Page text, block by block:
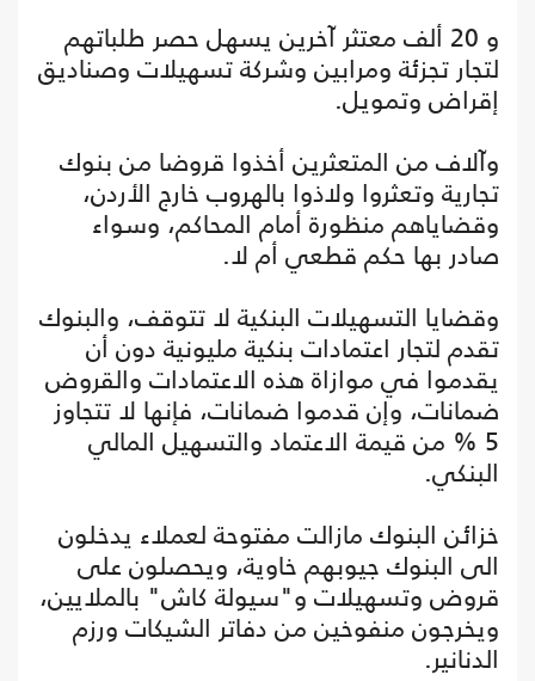
و 20 ألف معتثر آخرين يسهل حصر طلباتهم
لتجار تجزئة ومرابين وشركة تسهيلات وصناديق
إقراض وتمويل.
وآلاف من المتعثرين أخذوا قروضا من بنوك
تجارية وتعثروا ولاذوا بالهروب خارج الأردن،
وقضاياهم منظورة أمام المحاكم، وسواء
صادر بها حكم قطعي أم لا.
وقضايا التسهيلات البنكية لا تتوقف، والبنوك
تقدم لتجار اعتمادات بنكية مليونية دون أن
يقدموا في موازاة هذه الاعتمادات والقروض
ضمانات، وإن قدموا ضمانات، فإنها لا تتجاوز
5 % من قيمة الاعتماد والتسهيل المالي
البنكي.
خزائن البنوك مازالت مفتوحة لعملاء يدخلون
الى البنوك جيوبهم خاوية، ويحصلون على
قروض وتسهيلات و"سيولة كاش" بالملايين،
ويخرجون منفوخين من دفاتر الشيكات ورزم
الدنانير.